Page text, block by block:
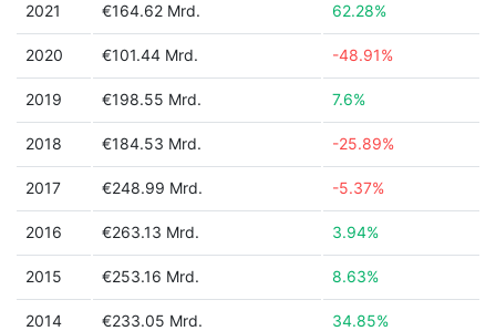
2021 €164.62 Mrd. 62.28%
2020 €101.44 Mrd. -48.91%
2019 €198.55 Mrd. 7.6%
2018 €184.53 Mrd. -25.89%
2017 €248.99 Mrd. -5.37%
2016 €263.13 Mrd. 3.94%
2015 €253.16 Mrd. 8.63%
2014 €233.05 Mrd. 34.85%